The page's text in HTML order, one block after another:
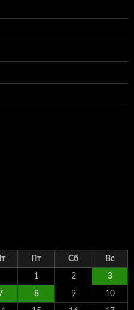
Пт Сб Вс
1 2 3
8 9 10